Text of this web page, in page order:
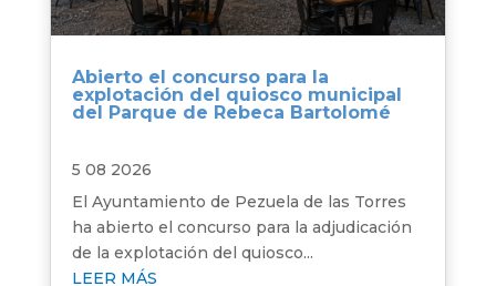
Abierto el concurso para la
explotación del quiosco municipal
del Parque de Rebeca Bartolomé
5 08 2026
El Ayuntamiento de Pezuela de las Torres
ha abierto el concurso para la adjudicación
de la explotación del quiosco...
LEER MÁS